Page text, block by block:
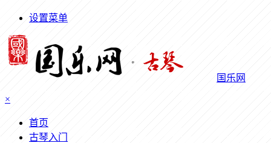
设置菜单
国乐网
×
首页
古琴入门